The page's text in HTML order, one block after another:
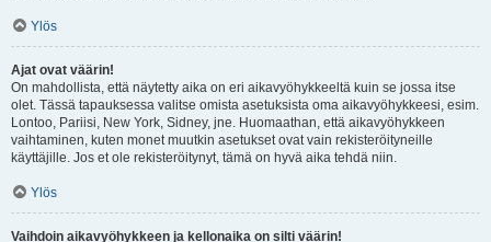
Ylös
Ajat ovat väärin!
On mahdollista, että näytetty aika on eri aikavyöhykkeeltä kuin se jossa itse
olet. Tässä tapauksessa valitse omista asetuksista oma aikavyöhykkeesi, esim.
Lontoo, Pariisi, New York, Sidney, jne. Huomaathan, että aikavyöhykkeen
vaihtaminen, kuten monet muutkin asetukset ovat vain rekisteröityneille
käyttäjille. Jos et ole rekisteröitynyt, tämä on hyvä aika tehdä niin.
Ylös
Vaihdoin aikavyöhykkeen ja kellonaika on silti väärin!